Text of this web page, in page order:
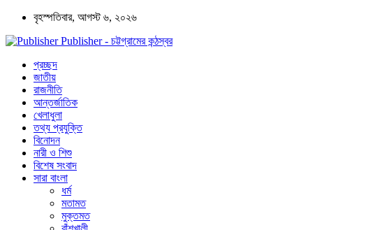
বৃহস্পতিবার, আগস্ট ৬, ২০২৬
Publisher - চট্টগ্রামের কন্ঠস্বর
প্রচ্ছদ
জাতীয়
রাজনীতি
আন্তর্জাতিক
খেলাধুলা
তথ্য প্রযুক্তি
বিনোদন
নারী ও শিশু
বিশেষ সংবাদ
সারা বাংলা
ধর্ম
মতামত
মুক্তমত